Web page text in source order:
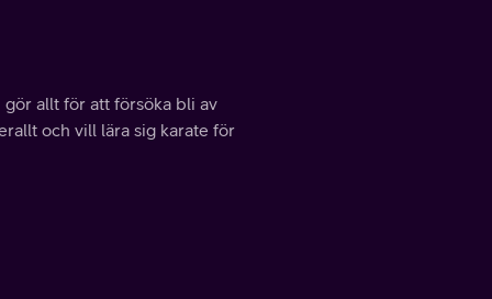
allt för att försöka bli av
och vill lära sig karate för